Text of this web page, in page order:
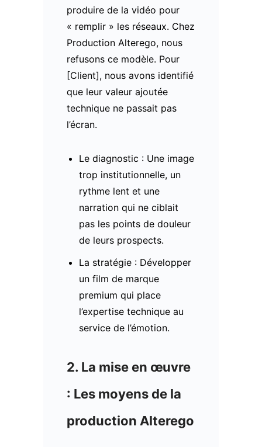
produire de la vidéo pour
« remplir » les réseaux. Chez
Production Alterego, nous
refusons ce modèle. Pour
[Client], nous avons identifié
que leur valeur ajoutée
technique ne passait pas
l’écran.
Le diagnostic : Une image
trop institutionnelle, un
rythme lent et une
narration qui ne ciblait
pas les points de douleur
de leurs prospects.
La stratégie : Développer
un film de marque
premium qui place
l’expertise technique au
service de l’émotion.
2. La mise en œuvre
: Les moyens de la
production Alterego